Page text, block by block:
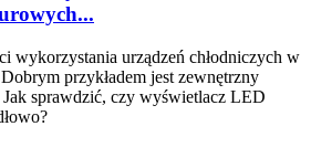
wykorzystania urządzeń chłodniczych w
przykładem jest zewnętrzny
sprawdzić, czy wyświetlacz LED